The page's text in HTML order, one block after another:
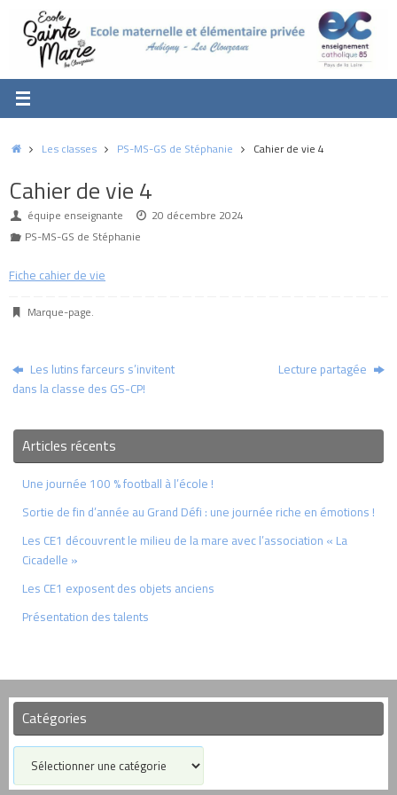
contenu
AccueilLes classes PS-MS-GS de Stéphanie Cahier de vie 4
Cahier de vie 4
équipe enseignante
20 décembre 2024
PS-MS-GS de Stéphanie
Fiche cahier de vie
Marque-page.
Les lutins farceurs s’invitent
dans la classe des GS-CP!
Lecture partagée
Articles récents
Une journée 100 % football à l’école !
Sortie de fin d’année au Grand Défi : une journée riche en émotions !
Les CE1 découvrent le milieu de la mare avec l’association « La
Cicadelle »
Les CE1 exposent des objets anciens
Présentation des talents
Catégories